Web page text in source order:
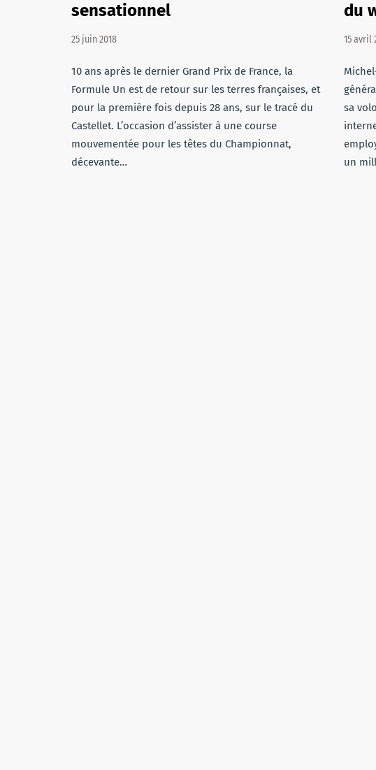
sensationnel
25 juin 2018
10 ans après le dernier Grand Prix de France, la
Formule Un est de retour sur les terres françaises, et
pour la première fois depuis 28 ans, sur le tracé du
Castellet. L’occasion d’assister à une course
mouvementée pour les têtes du Championnat,
décevante…
du
15 avril
sa
un